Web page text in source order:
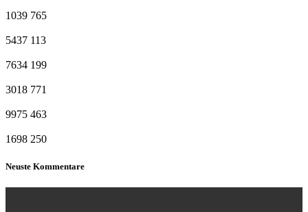
1039 765
5437 113
7634 199
3018 771
9975 463
1698 250
Neuste Kommentare